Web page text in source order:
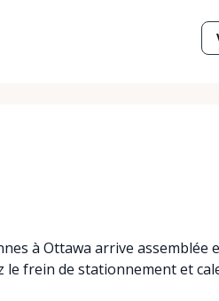
à Ottawa arrive assemblée
frein de stationnement et